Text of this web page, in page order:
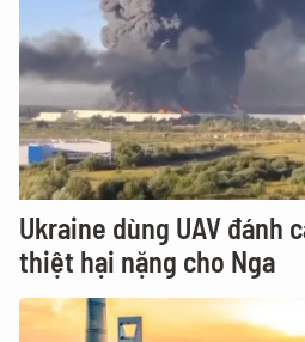
Ukraine dùng UAV đánh
thiệt hại nặng cho Nga